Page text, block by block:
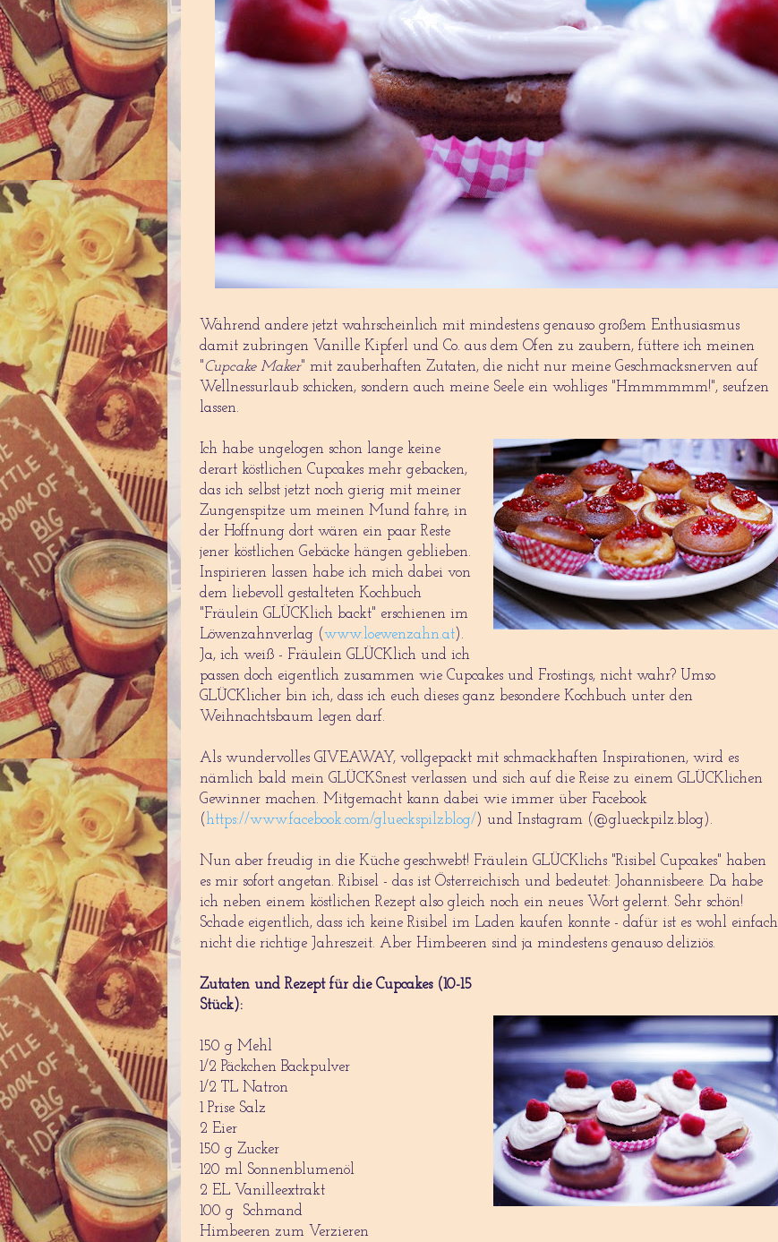
Während andere jetzt wahrscheinlich mit mindestens genauso großem Enthusiasmus
damit zubringen Vanille Kipferl und Co. aus dem Ofen zu zaubern, füttere ich meinen
"Cupcake Maker" mit zauberhaften Zutaten, die nicht nur meine Geschmacksnerven auf
Wellnessurlaub schicken, sondern auch meine Seele ein wohliges "Hmmmmmm!", seufzen
lassen.
Ich habe ungelogen schon lange keine
derart köstlichen Cupcakes mehr gebacken,
das ich selbst jetzt noch gierig mit meiner
Zungenspitze um meinen Mund fahre, in
der Hoffnung dort wären ein paar Reste
jener köstlichen Gebäcke hängen geblieben.
Inspirieren lassen habe ich mich dabei von
dem liebevoll gestalteten Kochbuch
"Fräulein GLÜCKlich backt" erschienen im
Löwenzahnverlag (www.loewenzahn.at).
Ja, ich weiß - Fräulein GLÜCKlich und ich
passen doch eigentlich zusammen wie Cupcakes und Frostings, nicht wahr? Umso
GLÜCKlicher bin ich, dass ich euch dieses ganz besondere Kochbuch unter den
Weihnachtsbaum legen darf.
Als wundervolles GIVEAWAY, vollgepackt mit schmackhaften Inspirationen, wird es
nämlich bald mein GLÜCKSnest verlassen und sich auf die Reise zu einem GLÜCKlichen
Gewinner machen. Mitgemacht kann dabei wie immer über Facebook
(https://www.facebook.com/glueckspilzblog/ ) und Instagram (@glueckpilz.blog).
Nun aber freudig in die Küche geschwebt! Fräulein GLÜCKlichs "Risibel Cupcakes" haben
es mir sofort angetan. Ribisel - das ist Österreichisch und bedeutet: Johannisbeere. Da habe
ich neben einem köstlichen Rezept also gleich noch ein neues Wort gelernt. Sehr schön!
Schade eigentlich, dass ich keine Risibel im Laden kaufen konnte - dafür ist es wohl einfach
nicht die richtige Jahreszeit. Aber Himbeeren sind ja mindestens genauso deliziös.
Zutaten und Rezept für die Cupcakes (10-15
Stück):
150 g Mehl
1/2 Päckchen Backpulver
1/2 TL Natron
1 Prise Salz
2 Eier
150 g Zucker
120 ml Sonnenblumenöl
2 EL Vanilleextrakt
100 g Schmand
Himbeeren zum Verzieren